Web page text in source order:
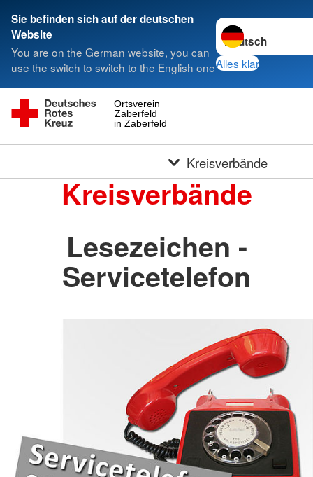
Sie befinden sich auf der deutschen
Website
You are on the German website, you can
use the switch to switch to the English one
Sprache wechseln
Alles klar
in Zaberfeld
Zaberfeld
Ortsverein
Kreisverbände
Kreisverbände
Lesezeichen -
Servicetelefon